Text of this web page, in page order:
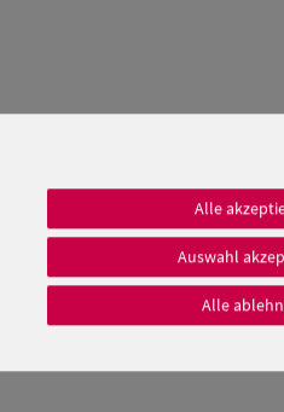
Alle
Auswahl
Alle